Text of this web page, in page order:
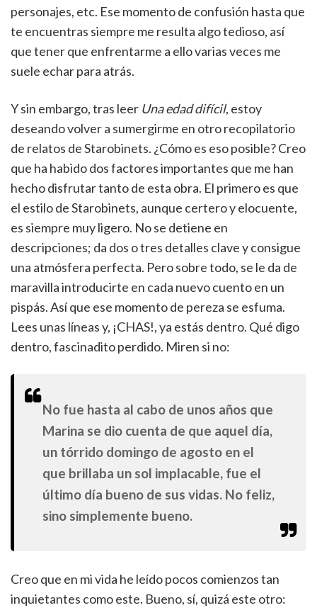
personajes, etc. Ese momento de confusión hasta que
te encuentras siempre me resulta algo tedioso, así
que tener que enfrentarme a ello varias veces me
suele echar para atrás.
Y sin embargo, tras leer Una edad difícil, estoy
deseando volver a sumergirme en otro recopilatorio
de relatos de Starobinets. ¿Cómo es eso posible? Creo
que ha habido dos factores importantes que me han
hecho disfrutar tanto de esta obra. El primero es que
el estilo de Starobinets, aunque certero y elocuente,
es siempre muy ligero. No se detiene en
descripciones; da dos o tres detalles clave y consigue
una atmósfera perfecta. Pero sobre todo, se le da de
maravilla introducirte en cada nuevo cuento en un
pispás. Así que ese momento de pereza se esfuma.
Lees unas líneas y, ¡CHAS!, ya estás dentro. Qué digo
dentro, fascinadito perdido. Miren si no:
No fue hasta al cabo de unos años que
Marina se dio cuenta de que aquel día,
un tórrido domingo de agosto en el
que brillaba un sol implacable, fue el
último día bueno de sus vidas. No feliz,
sino simplemente bueno.
Creo que en mi vida he leído pocos comienzos tan
inquietantes como este. Bueno, sí, quizá este otro: